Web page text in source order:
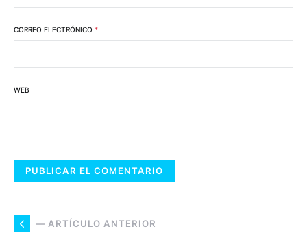
CORREO ELECTRÓNICO *
WEB
— ARTÍCULO ANTERIOR